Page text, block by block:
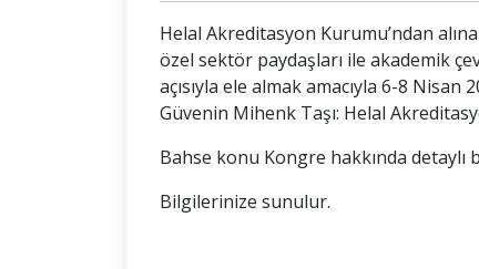
Helal Akreditasyon Kurumu’ndan
özel sektör paydaşları ile akademik
açısıyla ele almak amacıyla 6-8
Güvenin Mihenk Taşı: Helal
Bahse konu Kongre hakkında detaylı
Bilgilerinize sunulur.